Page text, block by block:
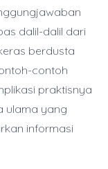
dalil-dalil dari
berdusta
contoh
praktisnya
ulama yang
informasi